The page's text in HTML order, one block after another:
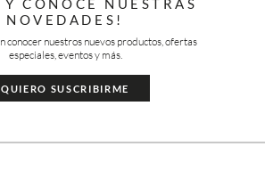
Y CONOCE NUESTRAS
NOVEDADES!
conocer nuestros nuevos productos, ofertas
especiales, eventos y más.
QUIERO SUSCRIBIRME